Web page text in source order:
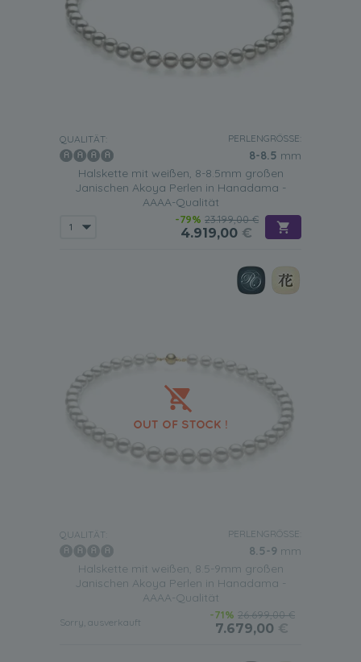
QUALITÄT: PERLENGRÖSSE:
8-8.5 mm
Halskette mit weißen, 8-8.5mm großen
Janischen Akoya Perlen in Hanadama -
AAAA-Qualität
-79% 23.199,00 €
4.919,00 €
QUALITÄT: PERLENGRÖSSE:
8.5-9 mm
Halskette mit weißen, 8.5-9mm großen
Janischen Akoya Perlen in Hanadama -
AAAA-Qualität
Sorry, ausverkauft
-71% 26.699,00 €
7.679,00 €